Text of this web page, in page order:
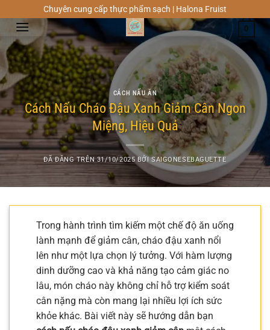
đến
nội
dung
Chuyên cung cấp thực phẩm sạch | Halona Fruist
0
CÁCH NẤU ĂN
Cách Nấu Cháo Đậu Xanh Giảm Cân Ngon
Miệng, Hiệu Quả
ĐÃ ĐĂNG TRÊN31/10/2025 BỞISAIGONESEBAGUETTE
Trong hành trình tìm kiếm một chế độ ăn uống
lành mạnh để giảm cân, cháo đậu xanh nổi
lên như một lựa chọn lý tưởng. Với hàm lượng
dinh dưỡng cao và khả năng tạo cảm giác no
lâu, món cháo này không chỉ hỗ trợ kiểm soát
cân nặng mà còn mang lại nhiều lợi ích sức
khỏe khác. Bài viết này sẽ hướng dẫn bạn